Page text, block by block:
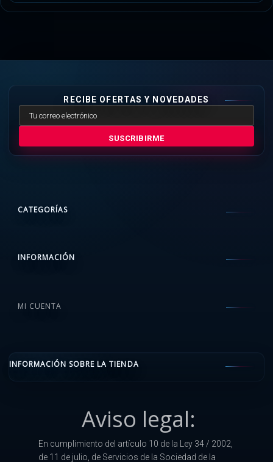
RECIBE OFERTAS Y NOVEDADES
SUSCRIBIRME
CATEGORÍAS
INFORMACIÓN
MI CUENTA
INFORMACIÓN SOBRE LA TIENDA
Aviso legal:
En cumplimiento del artículo 10 de la Ley 34 / 2002,
de 11 de julio, de Servicios de la Sociedad de la